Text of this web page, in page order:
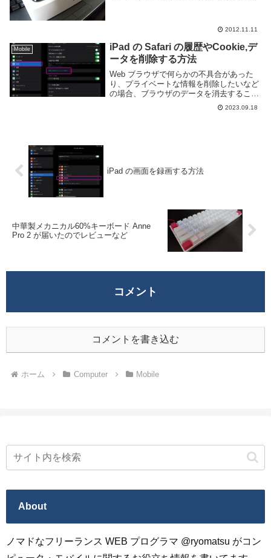
2012.11.11
Mobile
iPad の Safari の履歴やCookie,デ
ータを削除する方法
Web ブラウザで何らかの不具合があった
り、プライベートな情報を削除したいなど
の場合、ブラウザのデータを消去すること
がある。通常 PC では Web ブラウザの設
定からデータを削除することが多いが、
2023.09.18
iPad の画面を録画する方法
中華製メカニカル60%キーボード Anne
Pro 2 が届いたのでレビューなど
コメント
コメントを書き込む
ホーム Computer Mobile
About
ノマドなフリーランス WEB プログラマ @ryomatsu がコン